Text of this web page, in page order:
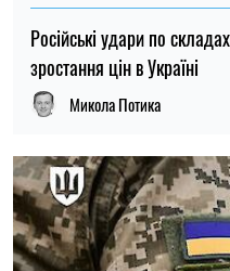
Російські удари по
зростання цін в Україні
Микола Потика